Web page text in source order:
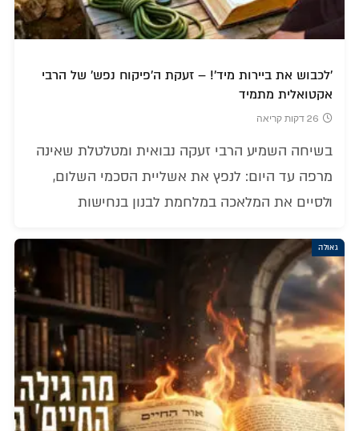
'לכבוש את ביירות מיד'! – זעקת ה'פיקוח נפש' של הרבי
אקטואלית מתמיד
26 דקות קריאה
בשיחה השמיע הרבי זעקה נבואית ומטלטלת שאינה
מרפה עד היום: לנפץ את אשליית הסכמי השלום,
ולסיים את המלאכה במלחמת לבנון בנחישות
גאולה